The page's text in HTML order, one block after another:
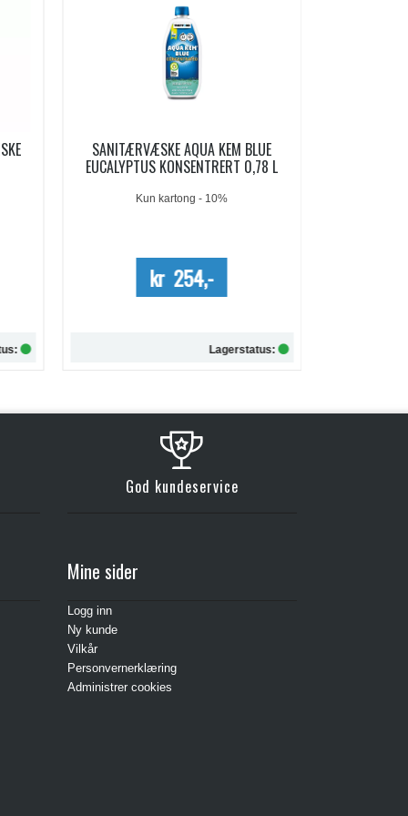
L
AQUA KEM BLUE SACHETS
SANITÆRVÆSKE 15 DOSER
kr 209,-
Lagerstatus:
God kundeservice
Mine sider
Logg inn
Ny kunde
Vilkår
Personvernerklæring
Administrer cookies